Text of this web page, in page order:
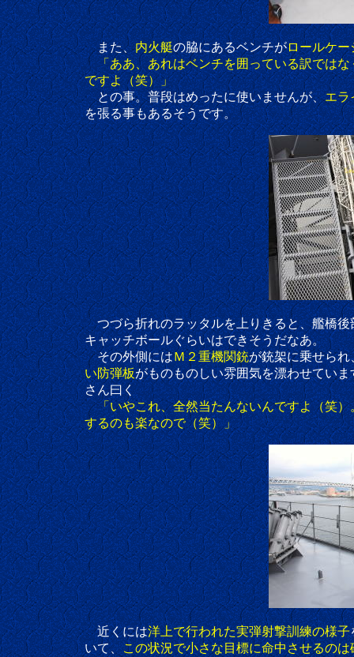
また、内火艇の脇にあるベンチがロールケー
「ああ、あれはベンチを囲っている訳では
ですよ（笑）」
との事。普段はめったに使いませんが、エラ
を張る事もあるそうです。
つづら折れのラッタルを上りきると、艦橋後
キャッチボールぐらいはできそうだなあ。
その外側にはＭ２重機関銃が銃架に乗せられ
い防弾板がものものしい雰囲気を漂わせていま
さん曰く
「いやこれ、全然当たんないんですよ（笑
するのも楽なので（笑）」
近くには洋上で行われた実弾射撃訓練の様子
いて、この状況で小さな目標に命中させるの